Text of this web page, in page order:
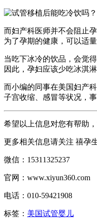
而妇产科医师并不会阻止
为了孕期的健康，可以适
当吃下冰冷的饮品，会觉
因此，孕妇应该少吃冰淇
而小编的同事在美国妇产
子宫收缩、感冒等状况，
希望以上信息对您有帮助
更多相关信息请关注 禧孕
微信：15311325237
官网：www.xiyun360.com
电话：010-59421908
标签： 美国试管婴儿